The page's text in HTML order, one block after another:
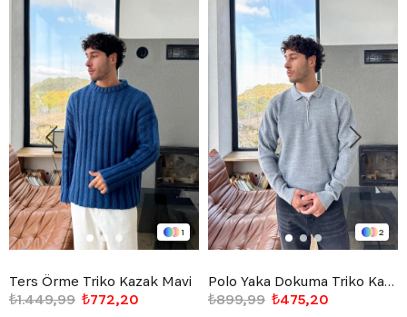
1
Ters Örme Triko Kazak Mavi
₺772,20
₺1.449,99
2
Polo Yaka Dokuma Triko Kazak Gri
₺475,20
₺899,99